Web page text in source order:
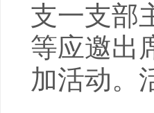
支一支部
等应邀出
加活动。